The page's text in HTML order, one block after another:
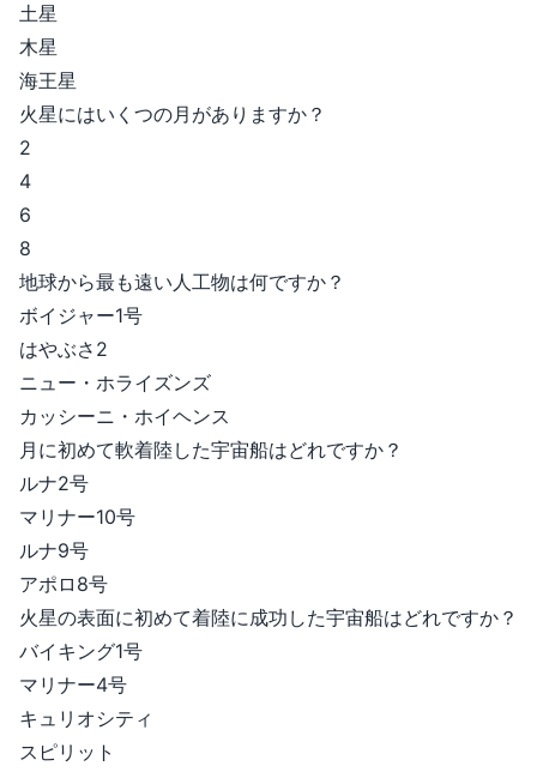
土星
木星
海王星
火星にはいくつの月がありますか？
2
4
6
8
地球から最も遠い人工物は何ですか？
ボイジャー1号
はやぶさ2
ニュー・ホライズンズ
カッシーニ・ホイヘンス
月に初めて軟着陸した宇宙船はどれですか？
ルナ2号
マリナー10号
ルナ9号
アポロ8号
火星の表面に初めて着陸に成功した宇宙船はどれですか？
バイキング1号
マリナー4号
キュリオシティ
スピリット